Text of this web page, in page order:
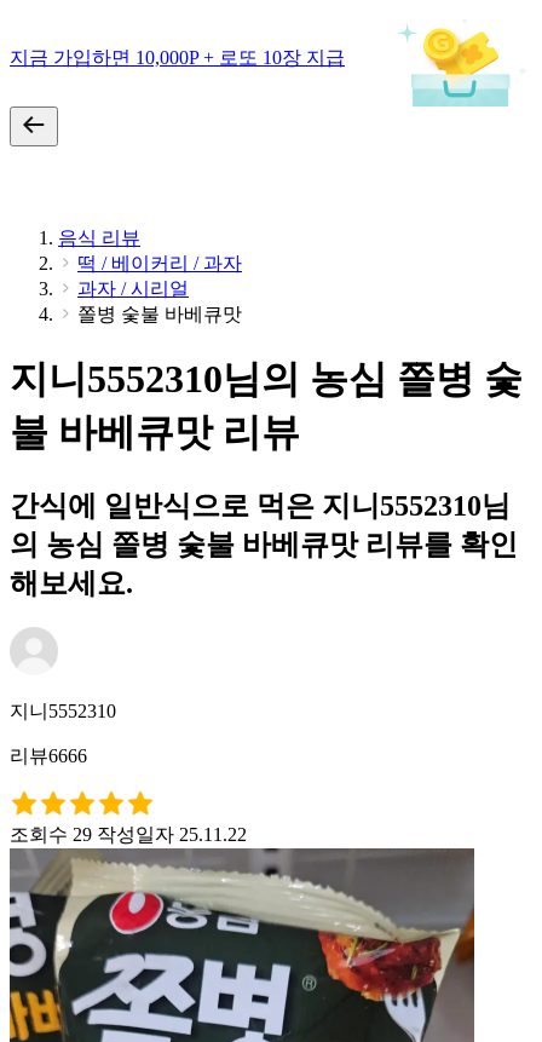
지금 가입하면 10,000P + 로또 10장 지급
음식 리뷰
떡 / 베이커리 / 과자
과자 / 시리얼
쫄병 숯불 바베큐맛
지니5552310님의 농심 쫄병 숯
불 바베큐맛 리뷰
간식에 일반식으로 먹은 지니5552310님
의 농심 쫄병 숯불 바베큐맛 리뷰를 확인
해보세요.
지니5552310
리뷰6666
조회수 29 작성일자 25.11.22